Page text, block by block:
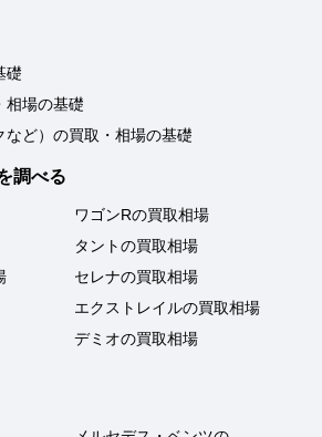
礎
相場の基礎
ど）の買取・相場の基礎
調べる
ワゴンRの買取相場
タントの買取相場
セレナの買取相場
エクストレイルの買取相場
デミオの買取相場